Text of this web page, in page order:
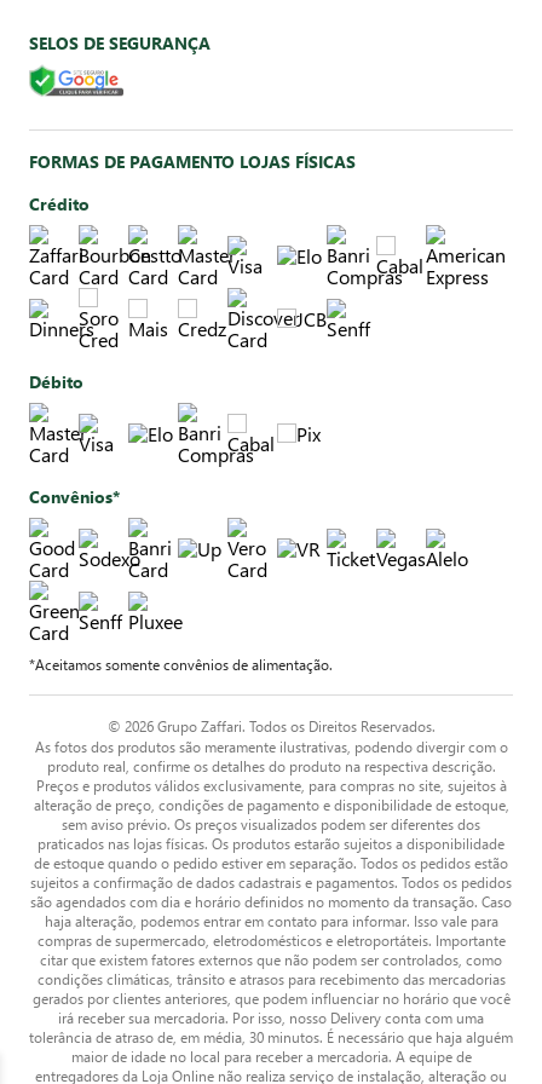
SELOS DE SEGURANÇA
FORMAS DE PAGAMENTO LOJAS FÍSICAS
Crédito
Débito
Convênios*
*Aceitamos somente convênios de alimentação.
© 2026 Grupo Zaffari. Todos os Direitos Reservados.
As fotos dos produtos são meramente ilustrativas, podendo divergir com o
produto real, confirme os detalhes do produto na respectiva descrição.
Preços e produtos válidos exclusivamente, para compras no site, sujeitos à
alteração de preço, condições de pagamento e disponibilidade de estoque,
sem aviso prévio. Os preços visualizados podem ser diferentes dos
praticados nas lojas físicas. Os produtos estarão sujeitos a disponibilidade
de estoque quando o pedido estiver em separação. Todos os pedidos estão
sujeitos a confirmação de dados cadastrais e pagamentos. Todos os pedidos
são agendados com dia e horário definidos no momento da transação. Caso
haja alteração, podemos entrar em contato para informar. Isso vale para
compras de supermercado, eletrodomésticos e eletroportáteis. Importante
citar que existem fatores externos que não podem ser controlados, como
condições climáticas, trânsito e atrasos para recebimento das mercadorias
gerados por clientes anteriores, que podem influenciar no horário que você
irá receber sua mercadoria. Por isso, nosso Delivery conta com uma
tolerância de atraso de, em média, 30 minutos. É necessário que haja alguém
maior de idade no local para receber a mercadoria. A equipe de
entregadores da Loja Online não realiza serviço de instalação, alteração ou